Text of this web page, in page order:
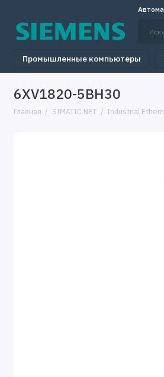
Промышленные компьютеры
6XV1820-5BH30
Главная SIMATIC NET Industrial